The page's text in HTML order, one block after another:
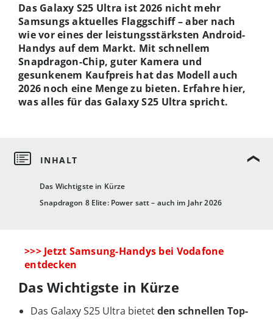
Das Wichtigste in Kürze
Snapdragon 8 Elite: Power satt – auch im Jahr 2026
Das Galaxy S25 Ultra ist 2026 nicht mehr
Samsungs aktuelles Flaggschiff – aber nach
wie vor eines der leistungsstärksten Android-
Handys auf dem Markt. Mit schnellem
Snapdragon-Chip, guter Kamera und
gesunkenem Kaufpreis hat das Modell auch
2026 noch eine Menge zu bieten. Erfahre hier,
was alles für das Galaxy S25 Ultra spricht.
>>> Jetzt Samsung-Handys bei Vodafone
entdecken
Das Wichtigste in Kürze
Das Galaxy S25 Ultra bietetden schnellen Top-